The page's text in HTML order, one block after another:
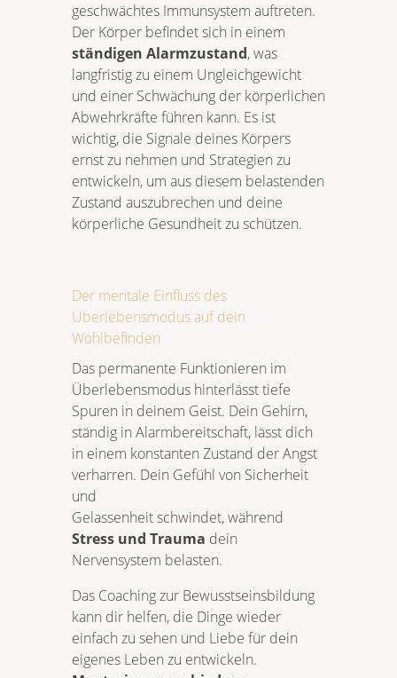
geschwächtes Immunsystem auftreten.
Der Körper befindet sich in einem
ständigen Alarmzustand, was
langfristig zu einem Ungleichgewicht
und einer Schwächung der körperlichen
Abwehrkräfte führen kann. Es ist
wichtig, die Signale deines Körpers
ernst zu nehmen und Strategien zu
entwickeln, um aus diesem belastenden
Zustand auszubrechen und deine
körperliche Gesundheit zu schützen.
Der mentale Einfluss des
Überlebensmodus auf dein
Wohlbefinden
Das permanente Funktionieren im
Überlebensmodus hinterlässt tiefe
Spuren in deinem Geist. Dein Gehirn,
ständig in Alarmbereitschaft, lässt dich
in einem konstanten Zustand der Angst
verharren. Dein Gefühl von Sicherheit
und
Gelassenheit schwindet, während
Stress und Trauma dein
Nervensystem belasten.
Das Coaching zur Bewusstseinsbildung
kann dir helfen, die Dinge wieder
einfach zu sehen und Liebe für dein
eigenes Leben zu entwickeln.